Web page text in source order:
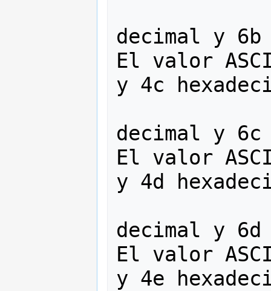
decimal y 6b
El valor
y 4c
decimal y 6c
El valor
y 4d
decimal y 6d
El valor
y 4e